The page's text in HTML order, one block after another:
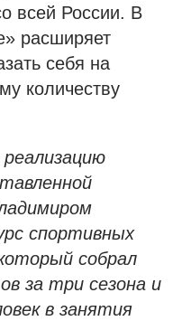
всей России. В
расширяет
себя на
количеству
спортивных
собрал
за три сезона и
в занятия